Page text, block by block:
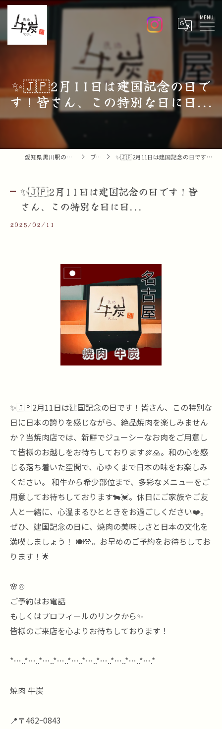
Menu
✨🇯🇵2月11日は建国記念の日で
す！皆さん、この特別な日に日...
愛知県黒川駅の焼肉なら焼肉 牛炭 ブログ ✨🇯🇵2月11日は建国記念の日です！皆さん、この特別な日に日...
✨🇯🇵2月11日は建国記念の日です！皆
さん、この特別な日に日...
2025/02/11
✨🇯🇵2月11日は建国記念の日です！皆さん、この特別な
日に日本の誇りを感じながら、絶品焼肉を楽しみません
か？当焼肉店では、新鮮でジューシーなお肉をご用意し
て皆様のお越しをお待ちしております🍖🙏。和の心を感
じる落ち着いた空間で、心ゆくまで日本の味をお楽しみ
ください。 和牛から希少部位まで、多彩なメニューをご
用意してお待ちしております🐄💓。休日にご家族やご友
人と一緒に、心温まるひとときをお過ごしください❤️。
ぜひ、建国記念の日に、焼肉の美味しさと日本の文化を
満喫しましょう！ 🍽️🎌。お早めのご予約をお待ちしてお
ります！🌟
🌸🍲
ご予約はお電話
もしくはプロフィールのリンクから✨
皆様のご来店を心よりお待ちしております！
*…..*…..*…..*…..*…..*…..*…..*…..*…..*….*
焼肉 牛炭
📍〒462ｰ0843